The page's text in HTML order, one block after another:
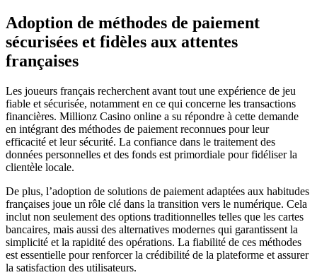
Adoption de méthodes de paiement
sécurisées et fidèles aux attentes
françaises
Les joueurs français recherchent avant tout une expérience de jeu
fiable et sécurisée, notamment en ce qui concerne les transactions
financières. Millionz Casino online a su répondre à cette demande
en intégrant des méthodes de paiement reconnues pour leur
efficacité et leur sécurité. La confiance dans le traitement des
données personnelles et des fonds est primordiale pour fidéliser la
clientèle locale.
De plus, l’adoption de solutions de paiement adaptées aux habitudes
françaises joue un rôle clé dans la transition vers le numérique. Cela
inclut non seulement des options traditionnelles telles que les cartes
bancaires, mais aussi des alternatives modernes qui garantissent la
simplicité et la rapidité des opérations. La fiabilité de ces méthodes
est essentielle pour renforcer la crédibilité de la plateforme et assurer
la satisfaction des utilisateurs.